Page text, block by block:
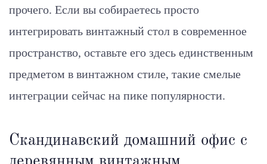
прочего. Если вы собираетесь просто
интегрировать винтажный стол в современное
пространство, оставьте его здесь единственным
предметом в винтажном стиле, такие смелые
интеграции сейчас на пике популярности.
Скандинавский домашний офис с